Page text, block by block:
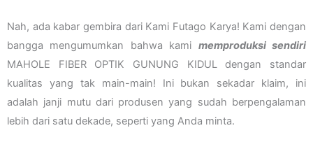
Nah, ada kabar gembira dari Kami Futago Karya! Kami dengan
bangga mengumumkan bahwa kami memproduksi sendiri
MAHOLE FIBER OPTIK GUNUNG KIDUL dengan standar
kualitas yang tak main-main! Ini bukan sekadar klaim, ini
adalah janji mutu dari produsen yang sudah berpengalaman
lebih dari satu dekade, seperti yang Anda minta.